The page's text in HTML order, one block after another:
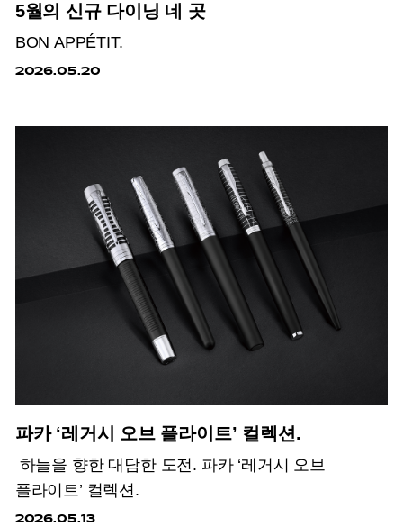
5월의 신규 다이닝 네 곳
BON APPÉTIT.
2026.05.20
파카 ‘레거시 오브 플라이트’ 컬렉션.
하늘을 향한 대담한 도전. 파카 ‘레거시 오브
플라이트’ 컬렉션.
2026.05.13